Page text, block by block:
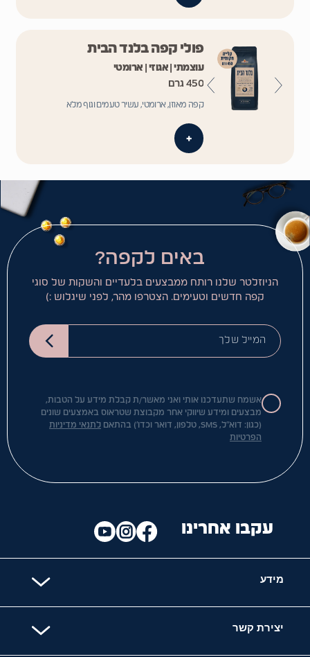
פולי קפה בלנד הבית
עוצמתי | אגוזי | ארומטי
450 גרם
קפה מאוזן, ארומטי, עשיר טעמים וגוף מלא
+
באים לקפה?
הניוזלטר שלנו רותח ממבצעים בלעדיים והשקות של סוגי
קפה חדשים וטעימים. הצטרפו מהר, לפני שיגלוש :)
המייל שלך
אשמח שתעדכנו אותי ואני מאשר/ת קבלת מידע על הטבות,
מבצעים ומידע שיווקי אחר מקבוצת שטראוס באמצעים שונים
(כגון: דוא"ל, SMS, טלפון, דואר וכדו') בהתאם
לתנאי מדיניות
הפרטיות
מידע
יצירת קשר
עקבו אחרינו